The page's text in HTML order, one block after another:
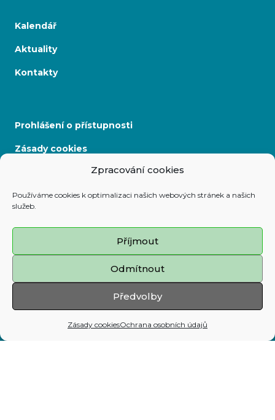
Zpracování cookies
Používáme cookies k optimalizaci našich webových stránek a našich
služeb.
Příjmout
Odmítnout
Předvolby
Zásady cookiesOchrana osobních údajů
Kalendář
Aktuality
Kontakty
Prohlášení o přístupnosti
Zásady cookies
Prokešovo nám. 8, 729 30 Ostrava
Telefon:
map@ostrava.cz